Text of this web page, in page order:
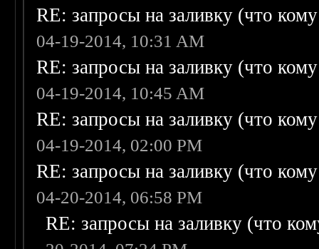
RE: запросы на заливку (что
04-19-2014, 10:31 AM
RE: запросы на заливку (что
04-19-2014, 10:45 AM
RE: запросы на заливку (что
04-19-2014, 02:00 PM
RE: запросы на заливку (что
04-20-2014, 06:58 PM
RE: запросы на заливку (что